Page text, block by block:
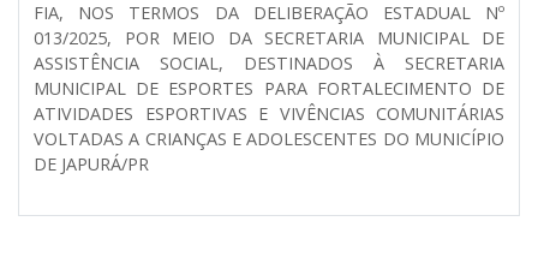
FIA, NOS TERMOS DA DELIBERAÇÃO ESTADUAL Nº
013/2025, POR MEIO DA SECRETARIA MUNICIPAL DE
ASSISTÊNCIA SOCIAL, DESTINADOS À SECRETARIA
MUNICIPAL DE ESPORTES PARA FORTALECIMENTO DE
ATIVIDADES ESPORTIVAS E VIVÊNCIAS COMUNITÁRIAS
VOLTADAS A CRIANÇAS E ADOLESCENTES DO MUNICÍPIO
DE JAPURÁ/PR